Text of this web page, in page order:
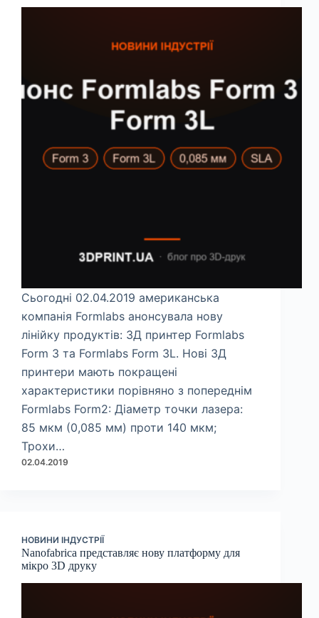
Сьогодні 02.04.2019 американська
компанія Formlabs анонсувала нову
лінійку продуктів: 3Д принтер Formlabs
Form 3 та Formlabs Form 3L. Нові 3Д
принтери мають покращені
характеристики порівняно з попереднім
Formlabs Form2: Діаметр точки лазера:
85 мкм (0,085 мм) проти 140 мкм;
Трохи…
02.04.2019
НОВИНИ ІНДУСТРІЇ
Nanofabrica представляє нову платформу для
мікро 3D друку